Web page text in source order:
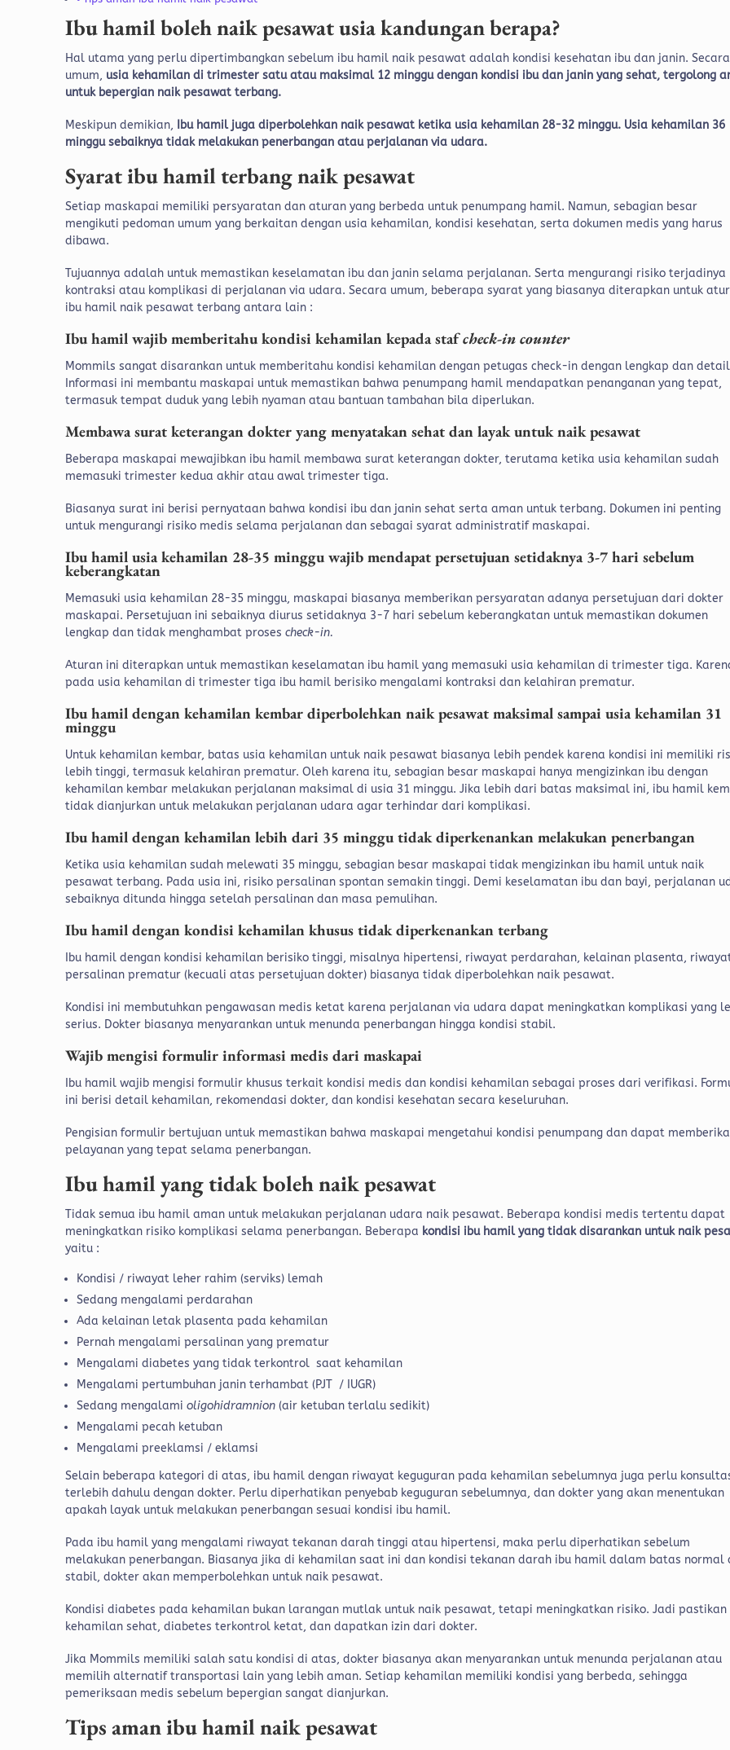
Ibu hamil boleh naik pesawat usia kandungan berapa?
Hal utama yang perlu dipertimbangkan sebelum ibu hamil naik pesawat adalah kondisi kesehatan ibu dan janin.Secara
umum, usia kehamilan di trimester satu atau maksimal 12 minggu dengan kondisi ibu dan janin yang sehat, tergolong
untuk bepergian naik pesawat terbang.
Meskipun demikian,
Ibu hamil juga diperbolehkan naik pesawat ketika usia kehamilan 28-32 minggu. Usia kehamilan 36
minggu sebaiknya tidak melakukan penerbangan atau perjalanan via udara.
Syarat ibu hamil terbang naik pesawat
Setiap maskapai memiliki persyaratan dan aturan yang berbeda untuk penumpang hamil. Namun, sebagian besar
mengikuti pedoman umum yang berkaitan dengan usia kehamilan, kondisi kesehatan, serta dokumen medis yang harus
dibawa.
Tujuannya adalah untuk memastikan keselamatan ibu dan janin selama perjalanan. Serta mengurangi risiko terjadinya
kontraksi atau komplikasi di perjalanan via udara.Secara umum, beberapa syarat yang biasanya diterapkan untuk
ibu hamil naik pesawat terbang antara lain :
Ibu hamil wajib memberitahu kondisi kehamilan kepada stafcheck-in counter
Mommils sangat disarankan untuk memberitahu kondisi kehamilan dengan petugas check-in dengan lengkap dan
Informasi ini membantu maskapai untuk memastikan bahwa penumpang hamil mendapatkan penanganan yang tepat,
termasuk tempat duduk yang lebih nyaman atau bantuan tambahan bila diperlukan.
Membawa surat keterangan dokter yang menyatakan sehat dan layak untuk naik pesawat
Beberapa maskapai mewajibkan ibu hamil membawa surat keterangan dokter, terutama ketika usia kehamilan sudah
memasuki trimester kedua akhir atau awal trimester tiga.
Biasanya surat ini berisi pernyataan bahwa kondisi ibu dan janin sehat serta aman untuk terbang. Dokumen ini penting
untuk mengurangi risiko medis selama perjalanan dan sebagai syarat administratif maskapai.
Ibu hamil usia kehamilan 28-35 minggu wajib mendapat persetujuan setidaknya 3-7 hari sebelum
keberangkatan
Memasuki usia kehamilan 28-35 minggu, maskapai biasanya memberikan persyaratan adanya persetujuan dari dokter
maskapai. Persetujuan ini sebaiknya diurus setidaknya 3-7 hari sebelum keberangkatan untuk memastikan dokumen
lengkap dan tidak menghambat prosescheck-in.
Aturan ini diterapkan untuk memastikan keselamatan ibu hamil yang memasuki usia kehamilan di trimester tiga.
pada usia kehamilan di trimester tiga ibu hamil berisiko mengalami kontraksi dan kelahiran prematur.
Ibu hamil dengan kehamilan kembar diperbolehkan naik pesawat maksimal sampai usia kehamilan 31
minggu
Untuk kehamilan kembar, batas usia kehamilan untuk naik pesawat biasanya lebih pendek karena kondisi ini memiliki
lebih tinggi, termasuk kelahiran prematur. Oleh karena itu, sebagian besar maskapai hanya mengizinkan ibu dengan
kehamilan kembar melakukan perjalanan maksimal di usia 31 minggu. Jika lebih dari batas maksimal ini, ibu hamil
tidak dianjurkan untuk melakukan perjalanan udara agar terhindar dari komplikasi.
Ibu hamil dengan kehamilan lebih dari 35 minggu tidak diperkenankan melakukan penerbangan
Ketika usia kehamilan sudah melewati 35 minggu, sebagian besar maskapai tidak mengizinkan ibu hamil untuk naik
pesawat terbang. Pada usia ini, risiko persalinan spontan semakin tinggi. Demi keselamatan ibu dan bayi, perjalanan
sebaiknya ditunda hingga setelah persalinan dan masa pemulihan.
Ibu hamil dengan kondisi kehamilan khusus tidak diperkenankan terbang
Ibu hamil dengan kondisi kehamilan berisiko tinggi, misalnya hipertensi, riwayat perdarahan, kelainan plasenta,
persalinan prematur (kecuali atas persetujuan dokter) biasanya tidak diperbolehkan naik pesawat.
Kondisi ini membutuhkan pengawasan medis ketat karena perjalanan via udara dapat meningkatkan komplikasi yang
serius. Dokter biasanya menyarankan untuk menunda penerbangan hingga kondisi stabil.
Wajib mengisi formulir informasi medis dari maskapai
Ibu hamil wajib mengisi formulir khusus terkait kondisi medis dan kondisi kehamilan sebagai proses dari verifikasi.
ini berisi detail kehamilan, rekomendasi dokter, dan kondisi kesehatan secara keseluruhan.
Pengisian formulir bertujuan untuk memastikan bahwa maskapai mengetahui kondisi penumpang dan dapat
pelayanan yang tepat selama penerbangan.
Ibu hamil yang tidak boleh naik pesawat
Tidak semua ibu hamil aman untuk melakukan perjalanan udara naik pesawat. Beberapa kondisi medis tertentu dapat
meningkatkan risiko komplikasi selama penerbangan. Beberapa kondisi ibu hamil yang tidak disarankan untuk naik
yaitu :
Kondisi / riwayat leher rahim (serviks) lemah
Sedang mengalami perdarahan
Ada kelainan letak plasenta pada kehamilan
Pernah mengalami persalinan yang prematur
Mengalami diabetes yang tidak terkontrol saat kehamilan
Mengalami pertumbuhan janin terhambat (PJT / IUGR)
Sedang mengalamioligohidramnion(air ketuban terlalu sedikit)
Mengalami pecah ketuban
Mengalami preeklamsi / eklamsi
Selain beberapa kategori di atas, ibu hamil dengan riwayat keguguran pada kehamilan sebelumnya juga perlu
terlebih dahulu dengan dokter. Perlu diperhatikan penyebab keguguran sebelumnya, dan dokter yang akan menentukan
apakah layak untuk melakukan penerbangan sesuai kondisi ibu hamil.
Pada ibu hamil yang mengalami riwayat tekanan darah tinggi atau hipertensi, maka perlu diperhatikan sebelum
melakukan penerbangan. Biasanya jika di kehamilan saat ini dan kondisi tekanan darah ibu hamil dalam batas normal
stabil, dokter akan memperbolehkan untuk naik pesawat.
Kondisi diabetes pada kehamilan bukan larangan mutlak untuk naik pesawat, tetapi meningkatkan risiko. Jadi pastikan
kehamilan sehat, diabetes terkontrol ketat, dan dapatkan izin dari dokter.
Jika Mommils memiliki salah satu kondisi di atas, dokter biasanya akan menyarankan untuk menunda perjalanan atau
memilih alternatif transportasi lain yang lebih aman.Setiap kehamilan memiliki kondisi yang berbeda, sehingga
pemeriksaan medis sebelum bepergian sangat dianjurkan.
Tips aman ibu hamil naik pesawat